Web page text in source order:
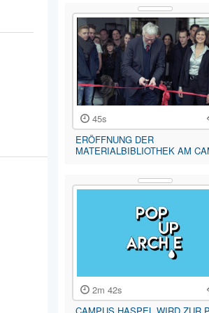
45s
ERÖFFNUNG DER
MATERIALBIBLIOTHEK AM
2m 42s